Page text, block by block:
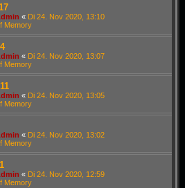
« Di 24. Nov 2020, 13:10
Memory
« Di 24. Nov 2020, 13:07
Memory
« Di 24. Nov 2020, 13:05
Memory
« Di 24. Nov 2020, 13:02
Memory
« Di 24. Nov 2020, 12:59
Memory